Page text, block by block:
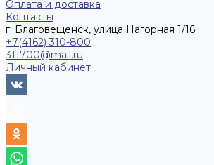
Оплата и доставка
Контакты
г. Благовещенск, улица Нагорная 1/16
+7(4162) 310-800
311700@mail.ru
Личный кабинет